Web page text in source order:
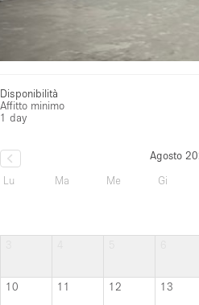
Disponibilità
Affitto minimo
1 day
Agosto
Lu
Ma Me Gi
10 11 12 13